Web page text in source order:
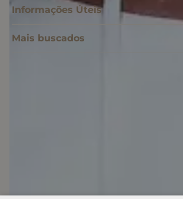
Informações Úteis
Mais buscados
Rio de Janeiro, RJ, 22743-310